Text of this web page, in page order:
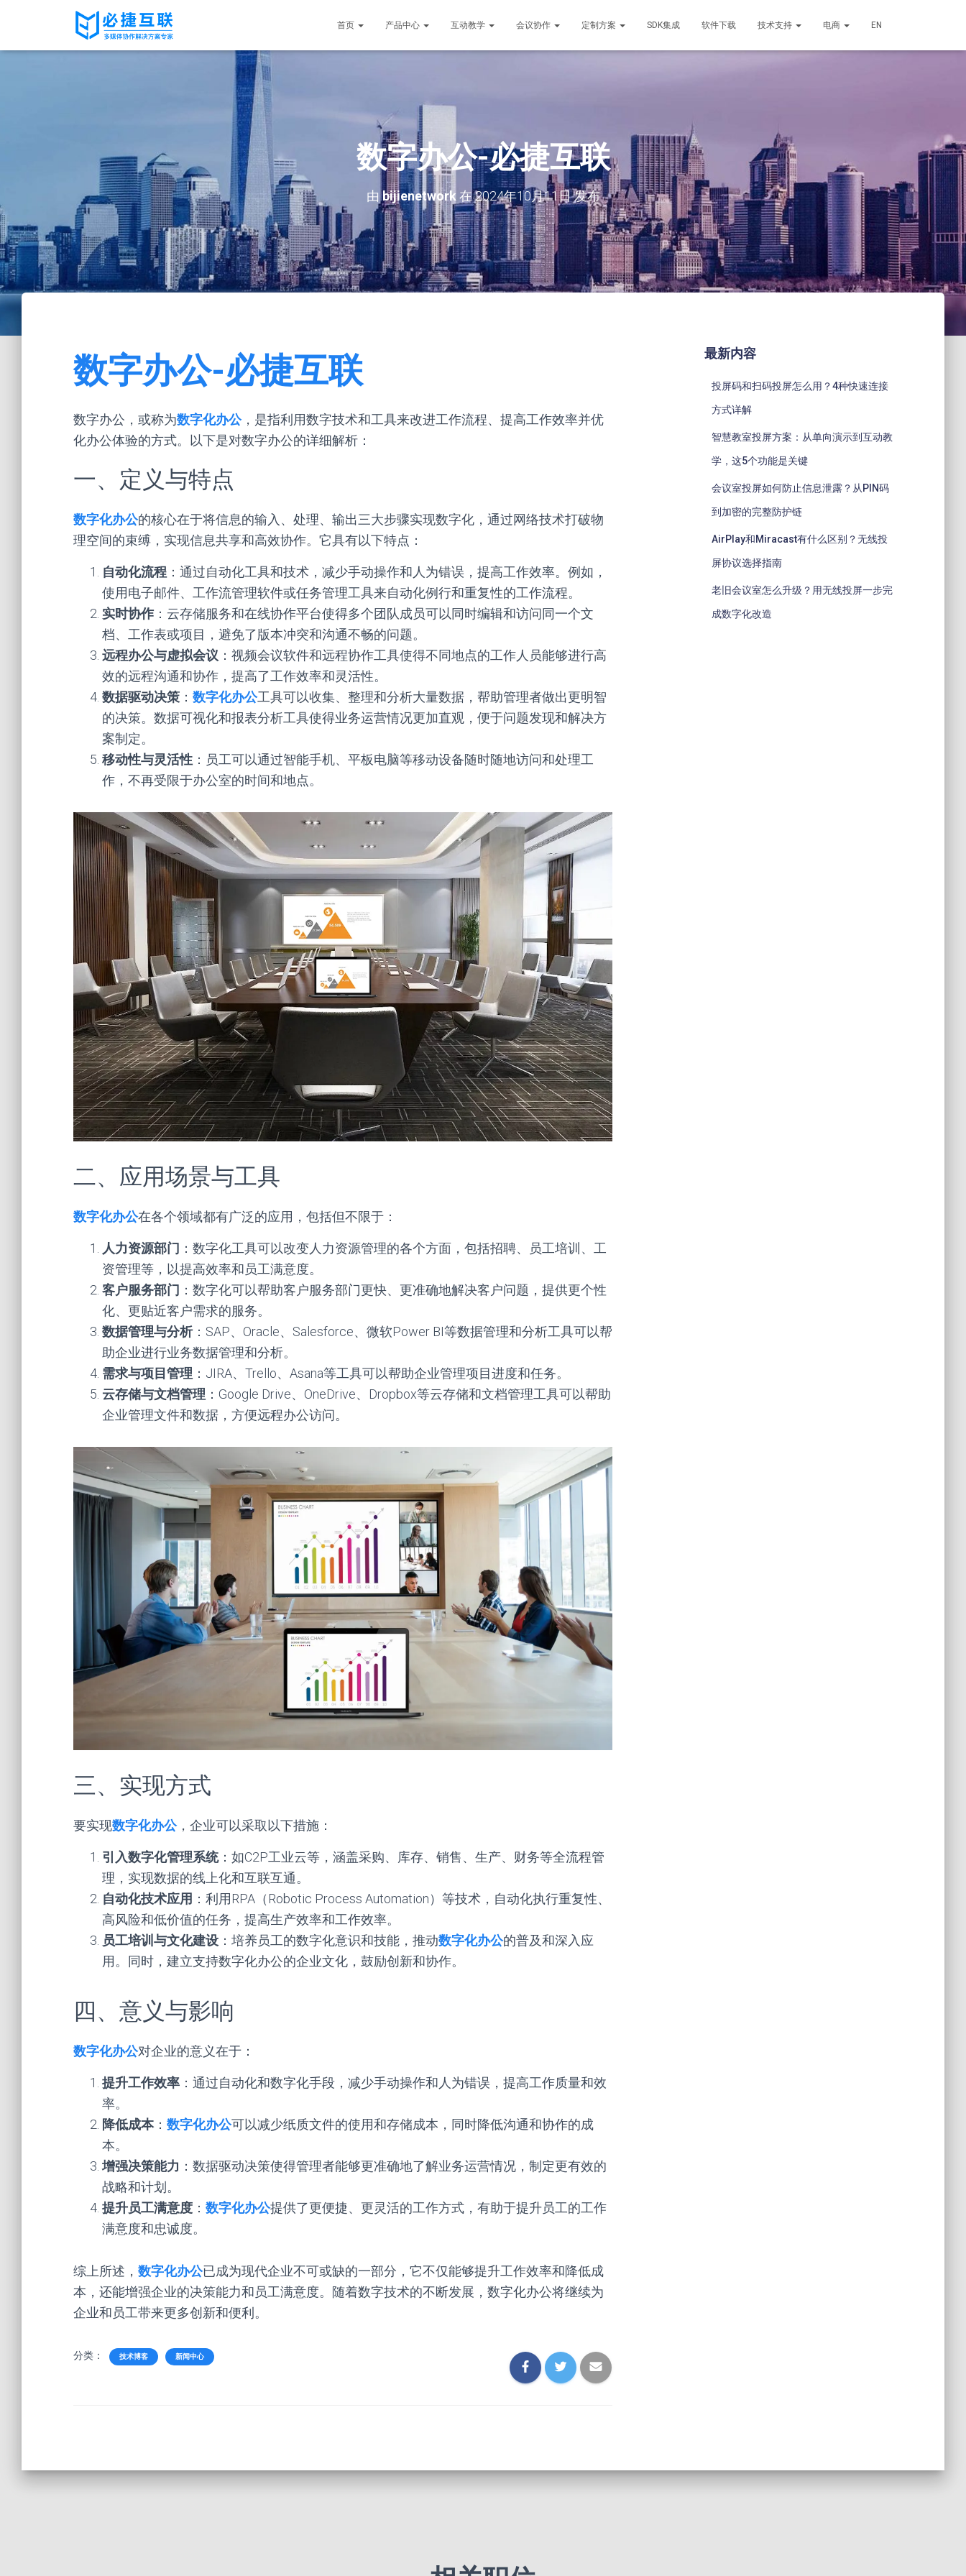
首页 产品中心 互动教学 会议协作 定制方案 SDK集成 软件下载 技术支持 电商 EN
数字办公-必捷互联
由bijienetwork 在2024年10月11日发布
数字办公-必捷互联
数字办公，或称为数字化办公，是指利用数字技术和工具来改进工作流程、提高工作效率并优
化办公体验的方式。以下是对数字办公的详细解析：
一、定义与特点
数字化办公的核心在于将信息的输入、处理、输出三大步骤实现数字化，通过网络技术打破物
理空间的束缚，实现信息共享和高效协作。它具有以下特点：
自动化流程 ：通过自动化工具和技术，减少手动操作和人为错误，提高工作效率。例如，
使用电子邮件、工作流管理软件或任务管理工具来自动化例行和重复性的工作流程。
实时协作：云存储服务和在线协作平台使得多个团队成员可以同时编辑和访问同一个文
档、工作表或项目，避免了版本冲突和沟通不畅的问题。
远程办公与虚拟会议 ：视频会议软件和远程协作工具使得不同地点的工作人员能够进行高
效的远程沟通和协作，提高了工作效率和灵活性。
数据驱动决策 ： 数字化办公工具可以收集、整理和分析大量数据，帮助管理者做出更明智
的决策。数据可视化和报表分析工具使得业务运营情况更加直观，便于问题发现和解决方
案制定。
移动性与灵活性 ：员工可以通过智能手机、平板电脑等移动设备随时随地访问和处理工
作，不再受限于办公室的时间和地点。
二、应用场景与工具
数字化办公在各个领域都有广泛的应用，包括但不限于：
人力资源部门 ：数字化工具可以改变人力资源管理的各个方面，包括招聘、员工培训、工
资管理等，以提高效率和员工满意度。
客户服务部门 ：数字化可以帮助客户服务部门更快、更准确地解决客户问题，提供更个性
化、更贴近客户需求的服务。
数据管理与分析：SAP、Oracle、Salesforce、微软Power BI等数据管理和分析工具可以帮
助企业进行业务数据管理和分析。
需求与项目管理 ：JIRA、Trello、Asana等工具可以帮助企业管理项目进度和任务。
云存储与文档管理 ：Google Drive、OneDrive、Dropbox等云存储和文档管理工具可以帮助
企业管理文件和数据，方便远程办公访问。
三、实现方式
要实现数字化办公，企业可以采取以下措施：
引入数字化管理系统：如C2P工业云等，涵盖采购、库存、销售、生产、财务等全流程管
理，实现数据的线上化和互联互通。
自动化技术应用 ：利用RPA（Robotic Process Automation）等技术，自动化执行重复性、
高风险和低价值的任务，提高生产效率和工作效率。
员工培训与文化建设 ：培养员工的数字化意识和技能，推动数字化办公的普及和深入应
用。同时，建立支持数字化办公的企业文化，鼓励创新和协作。
四、意义与影响
数字化办公对企业的意义在于：
提升工作效率 ：通过自动化和数字化手段，减少手动操作和人为错误，提高工作质量和效
率。
降低成本： 数字化办公可以减少纸质文件的使用和存储成本，同时降低沟通和协作的成
本。
增强决策能力 ：数据驱动决策使得管理者能够更准确地了解业务运营情况，制定更有效的
战略和计划。
提升员工满意度 ： 数字化办公提供了更便捷、更灵活的工作方式，有助于提升员工的工作
满意度和忠诚度。
综上所述， 数字化办公已成为现代企业不可或缺的一部分，它不仅能够提升工作效率和降低成
本，还能增强企业的决策能力和员工满意度。随着数字技术的不断发展，数字化办公将继续为
企业和员工带来更多创新和便利。
分类： 技术博客 新闻中心
最新内容
投屏码和扫码投屏怎么用？4种快速连接
方式详解
智慧教室投屏方案：从单向演示到互动教
学，这5个功能是关键
会议室投屏如何防止信息泄露？从PIN码
到加密的完整防护链
AirPlay和Miracast有什么区别？无线投
屏协议选择指南
老旧会议室怎么升级？用无线投屏一步完
成数字化改造